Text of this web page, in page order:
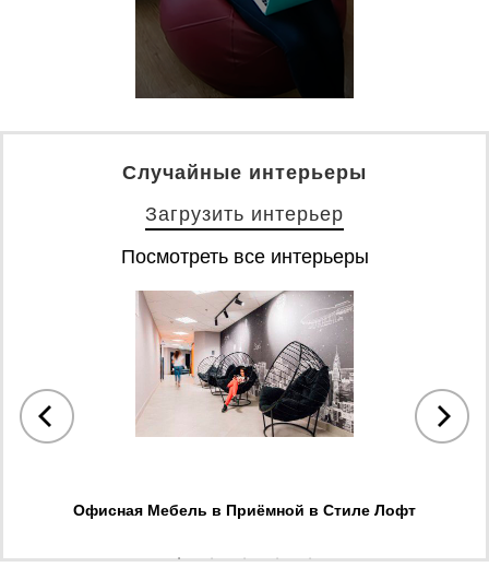
Случайные интерьеры
Загрузить интерьер
Посмотреть все интерьеры
Офисная Мебель в Приёмной в Стиле Лофт